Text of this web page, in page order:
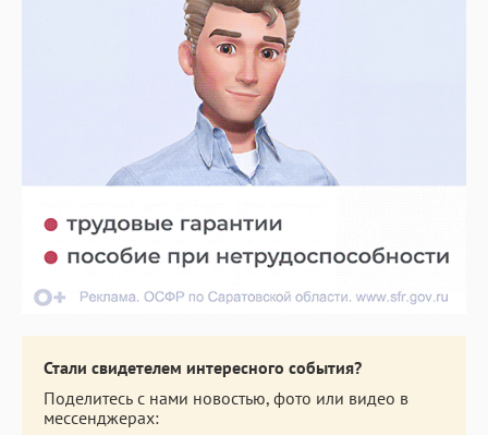
Стали свидетелем интересного события?
Поделитесь с нами новостью, фото или видео в
мессенджерах: